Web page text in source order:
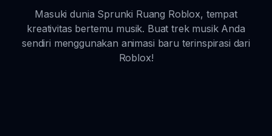
Masuki dunia Sprunki Ruang Roblox, tempat
kreativitas bertemu musik. Buat trek musik Anda
sendiri menggunakan animasi baru terinspirasi dari
Roblox!